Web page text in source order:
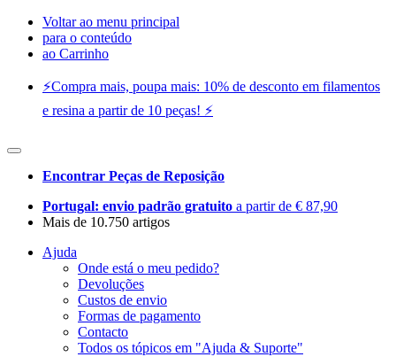
Voltar ao menu principal
para o conteúdo
ao Carrinho
⚡️Compra mais, poupa mais: 10% de desconto em filamentos
e resina a partir de 10 peças! ⚡️
Encontrar Peças de Reposição
Portugal: envio padrão gratuito a partir de € 87,90
Mais de 10.750 artigos
Ajuda
Onde está o meu pedido?
Devoluções
Custos de envio
Formas de pagamento
Contacto
Todos os tópicos em "Ajuda & Suporte"